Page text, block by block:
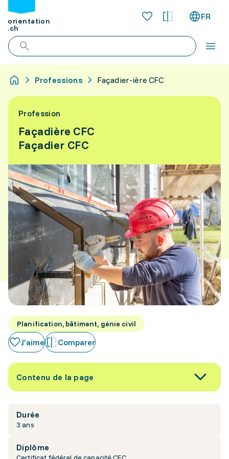
orientation
.ch
FR
Professions Façadier-ière CFC
Profession
Façadière CFC
Façadier CFC
Planification, bâtiment, génie civil
J'aime Comparer
Contenu de la page
Durée
3 ans
Diplôme